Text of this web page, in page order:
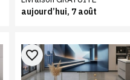
aujourd’hui, 7 août
favorite_border